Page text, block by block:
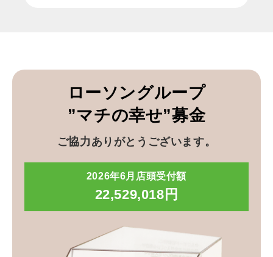
ローソングループ
”マチの幸せ”募金
ご協力ありがとうございます。
2026年6月店頭受付額
22,529,018円